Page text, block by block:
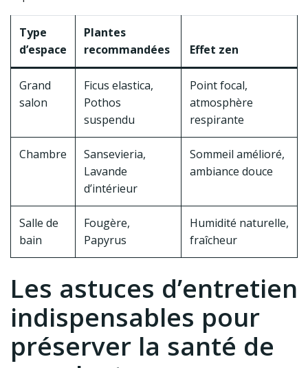
Type
d’espace
Plantes
recommandées
Effet zen
Grand
salon
Ficus elastica,
Pothos
suspendu
Point focal,
atmosphère
respirante
Chambre
Sansevieria,
Lavande
d’intérieur
Sommeil amélioré,
ambiance douce
Salle de
bain
Fougère,
Papyrus
Humidité naturelle,
fraîcheur
Les astuces d’entretien
indispensables pour
préserver la santé de